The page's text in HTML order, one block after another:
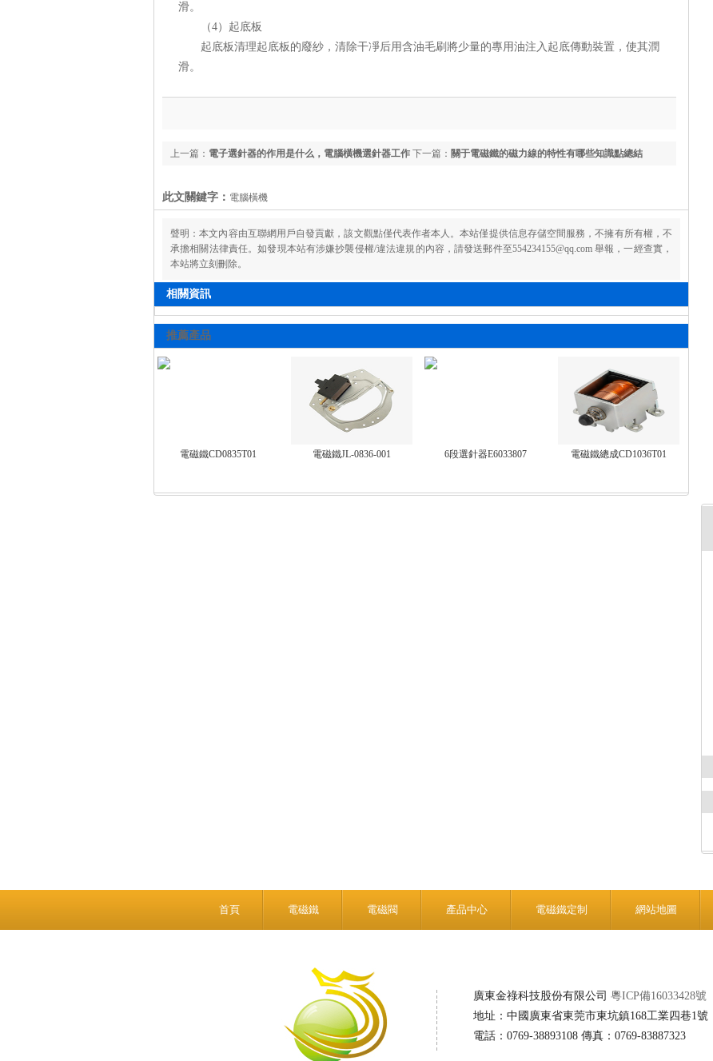
滑。
（4）起底板
起底板清理起底板的廢紗，清除干凈后用含油毛刷將少量的專用油注入起底傳動裝置，使其潤
滑。
下一篇： 關于電磁鐵的磁力線的特性有哪些知識點總結
上一篇： 電子選針器的作用是什么，電腦橫機選針器工作
此文關鍵字： 電腦橫機
聲明：本文內容由互聯網用戶自發貢獻，該文觀點僅代表作者本人。本站僅提供信息存儲空間服務，不擁有所有權，不
承擔相關法律責任。如發現本站有涉嫌抄襲侵權/違法違規的內容，請發送郵件至554234155@qq.com 舉報，一經查實，
本站將立刻刪除。
相關資訊
推薦產品
電磁鐵CD0835T01 電磁鐵JL-0836-001 6段選針器E6033807 電磁鐵總成CD1036T01
首頁 電磁鐵 電磁閥 產品中心 電磁鐵定制 網站地圖
廣東金祿科技股份有限公司 粵ICP備16033428號
地址：中國廣東省東莞市東坑鎮168工業四巷1號
電話：0769-38893108 傳真：0769-83887323